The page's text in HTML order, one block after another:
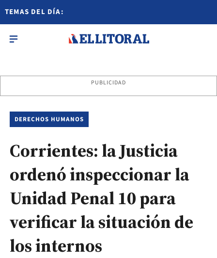
TEMAS DEL DÍA:
PUBLICIDAD
DERECHOS HUMANOS
Corrientes: la Justicia
ordenó inspeccionar la
Unidad Penal 10 para
verificar la situación de
los internos